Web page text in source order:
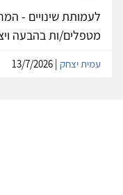
לעמותת שינויים -
מטפלים/ות בהבעה
עמית יצחק